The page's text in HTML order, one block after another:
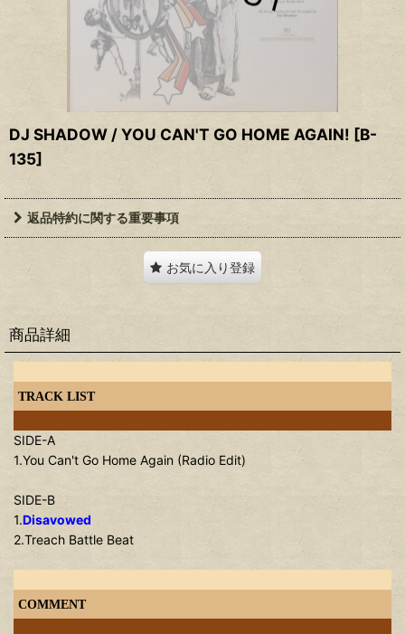
DJ SHADOW / YOU CAN'T GO HOME AGAIN! [B-
135]
返品特約に関する重要事項
お気に入り登録
商品詳細
TRACK LIST
SIDE-A
1.You Can't Go Home Again (Radio Edit)
SIDE-B
1.Disavowed
2.Treach Battle Beat
COMMENT